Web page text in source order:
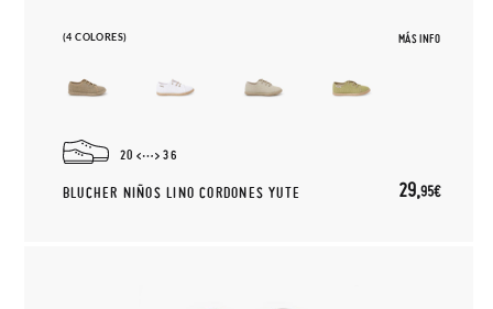
(4 COLORES) MÁS INFO
20 36
BLUCHER NIÑOS LINO CORDONES YUTE 29,95€